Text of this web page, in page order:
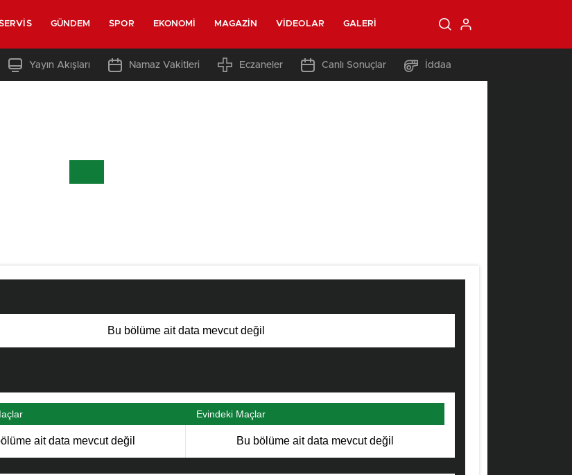
GÜNDEM SPOR EKONOMI MAGAZIN VIDEOLAR GALERI
Yayın Akışları Namaz Vakitleri Eczaneler Canlı Sonuçlar İddaa
Bu bölüme ait data mevcut değil
ait data mevcut değil
Evindeki Maçlar
Bu bölüme ait data mevcut değil